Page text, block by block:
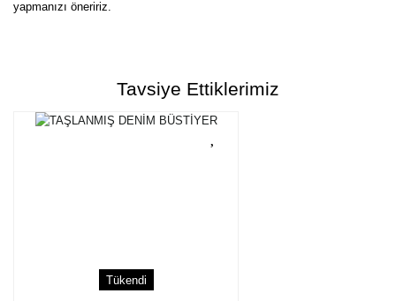
yapmanızı öneririz.
tarafımıza iletebilirsiniz.
Görüş ve önerileriniz için teşekkür ederiz.
Ürün resmi kalitesiz, bozuk veya görüntülenemiyor.
Tavsiye Ettiklerimiz
Tükendi